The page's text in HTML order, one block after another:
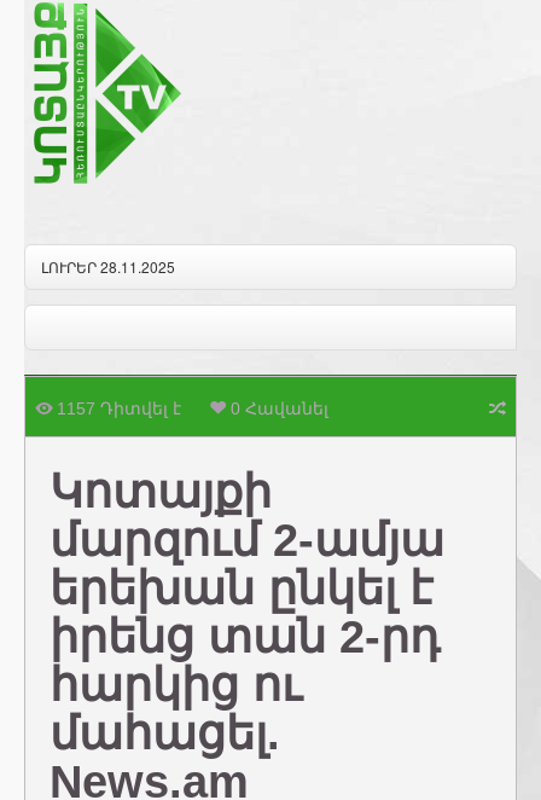
ԼՈՒՐԵՐ 28.11.2025
1157 Դիտվել է 0 Հավանել
Կոտայքի
մարզում 2-ամյա
երեխան ընկել է
իրենց տան 2-րդ
հարկից ու
մահացել.
News.am